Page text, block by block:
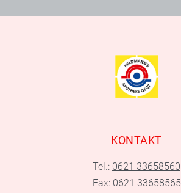
KONTAKT
Tel.: 0621 33658560
Fax: 0621 33658565